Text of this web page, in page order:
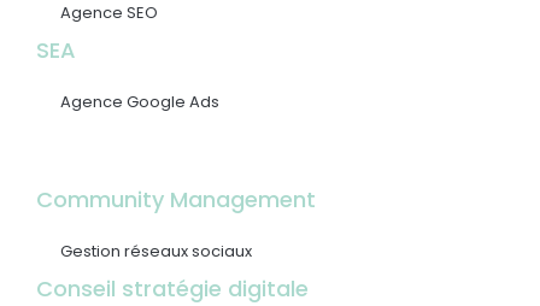
Agence SEO
SEA
Agence Google Ads
Community Management
Gestion réseaux sociaux
Conseil stratégie digitale